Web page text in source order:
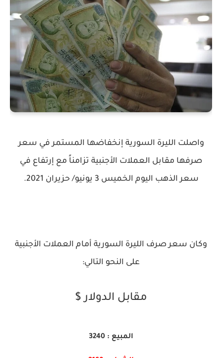
واصلت الليرة السورية إنخفاضها المستمر في سعر
صرفها مقابل العملات الأجنبية تزامناً مع إرتفاع في
سعر الذهب اليوم الخميس 3 يونيو/ حزيران 2021.
وكان سعر صرف الليرة السورية أمام العملات الأجنبية
على النحو التالي:
مقابل الدولار $
المبيع : 3240